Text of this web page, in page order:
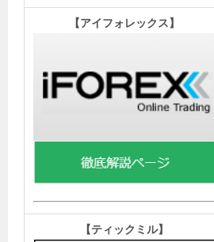
【アイフォレックス】
【ティックミル】